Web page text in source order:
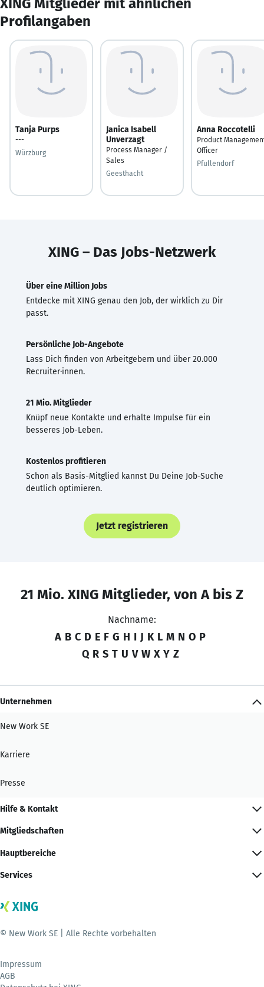
Profilangaben
Tanja Purps
---
Würzburg
Janica Isabell
Unverzagt
Process Manager /
Sales
Geesthacht
Anna Roccotelli
Product
Officer
Pfullendorf
XING – Das Jobs-Netzwerk
Über eine Million Jobs
Entdecke mit XING genau den Job, der wirklich zu Dir
passt.
Persönliche Job-Angebote
Lass Dich finden von Arbeitgebern und über 20.000
Recruiter·innen.
21 Mio. Mitglieder
Knüpf neue Kontakte und erhalte Impulse für ein
besseres Job-Leben.
Kostenlos profitieren
Schon als Basis-Mitglied kannst Du Deine Job-Suche
deutlich optimieren.
Jetzt registrieren
21 Mio. XING Mitglieder, von A bis Z
Nachname:
A B C D E F G H I J K L M N O P
Q R S T U V W X Y Z
Unternehmen
New Work SE
Karriere
Presse
Hilfe & Kontakt
Mitgliedschaften
Hauptbereiche
Services
© New Work SE | Alle Rechte vorbehalten
Impressum
AGB